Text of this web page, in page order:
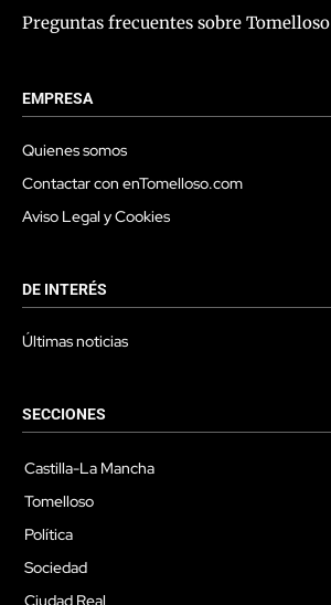
Preguntas frecuentes sobre Tomelloso
EMPRESA
Quienes somos
Contactar con enTomelloso.com
Aviso Legal y Cookies
DE INTERÉS
Últimas noticias
SECCIONES
Castilla-La Mancha
Tomelloso
Política
Sociedad
Ciudad Real